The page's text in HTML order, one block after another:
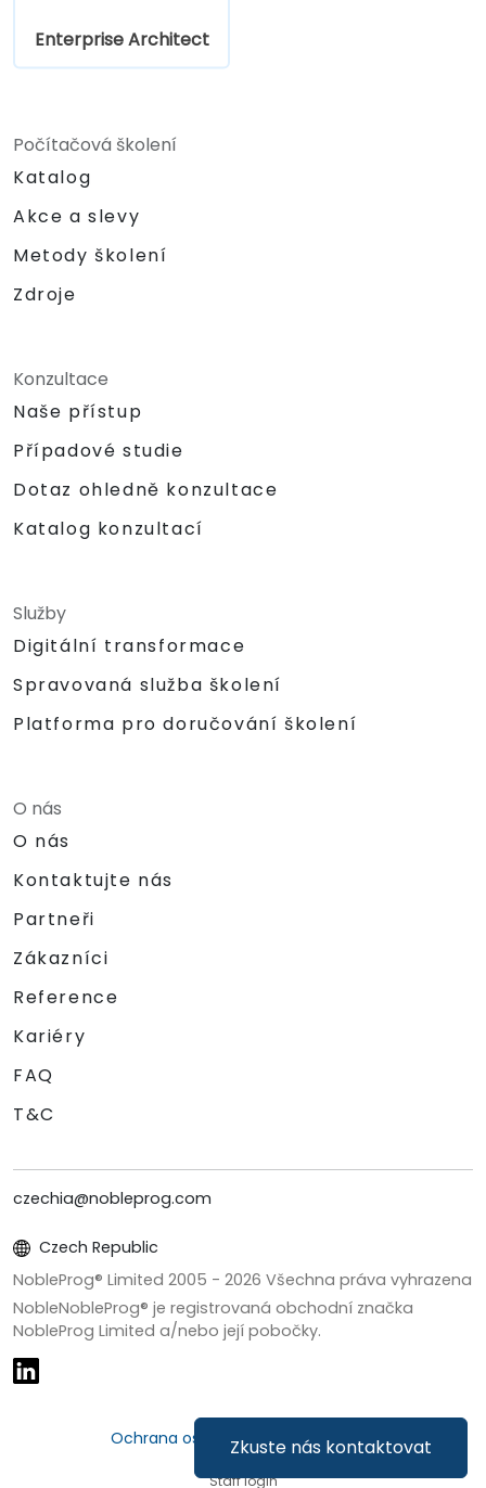
Zkuste nás kontaktovat
Enterprise Architect
Počítačová školení
Katalog
Akce a slevy
Metody školení
Zdroje
Konzultace
Naše přístup
Případové studie
Dotaz ohledně konzultace
Katalog konzultací
Služby
Digitální transformace
Spravovaná služba školení
Platforma pro doručování školení
O nás
O nás
Kontaktujte nás
Partneři
Zákazníci
Reference
Kariéry
FAQ
T&C
czechia@nobleprog.com
Czech Republic
NobleProg® Limited 2005 - 2026 Všechna práva vyhrazena
NobleNobleProg® je registrovaná obchodní značka
NobleProg Limited a/nebo její pobočky.
Ochrana osobních údajů a cookies
Staff login